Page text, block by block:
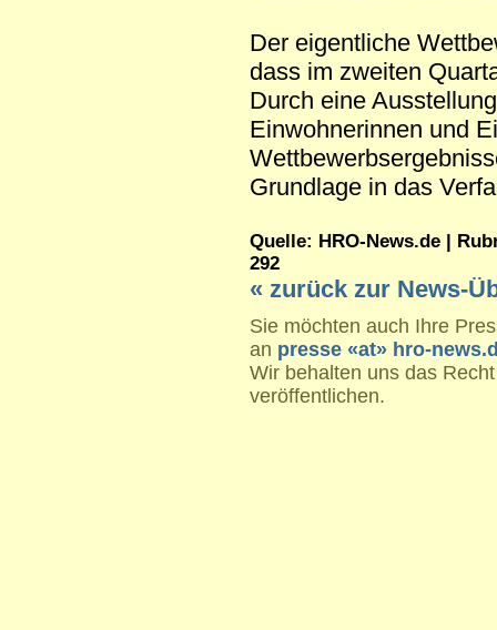
Der eigentliche
dass im zweiten
Durch eine
Einwohnerinnen und
Grundlage in das
Quelle: HRO-News.de |
292
« zurück zur News-
Sie möchten auch Ihre
an presse «at» hro-
Wir behalten uns das
veröffentlichen.